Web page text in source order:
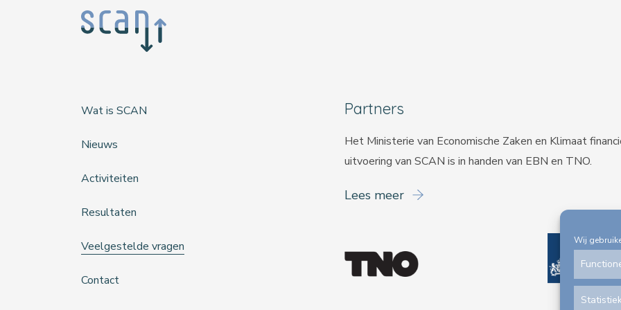
Wij
Wat is SCAN
Nieuws
Activiteiten
Resultaten
Veelgestelde vragen
Contact
Partners
Het Ministerie van Economische Zaken en Klimaat
uitvoering van SCAN is in handen van EBN en TNO.
Lees meer